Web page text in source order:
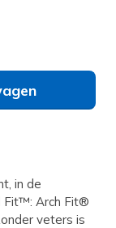
in de
Fit™: Arch Fit®
veters is